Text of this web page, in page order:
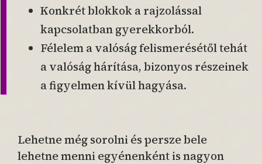
Konkrét blokkok a rajzolással
kapcsolatban gyerekkorból.
Félelem a valóság felismerésétől tehát
a valóság hárítása, bizonyos részeinek
a figyelmen kívül hagyása.
Lehetne még sorolni és persze bele
lehetne menni egyénenként is nagyon